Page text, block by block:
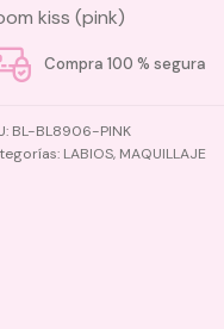
kiss (pink)
Compra 100 % segura
BL-BL8906-PINK
LABIOS, MAQUILLAJE